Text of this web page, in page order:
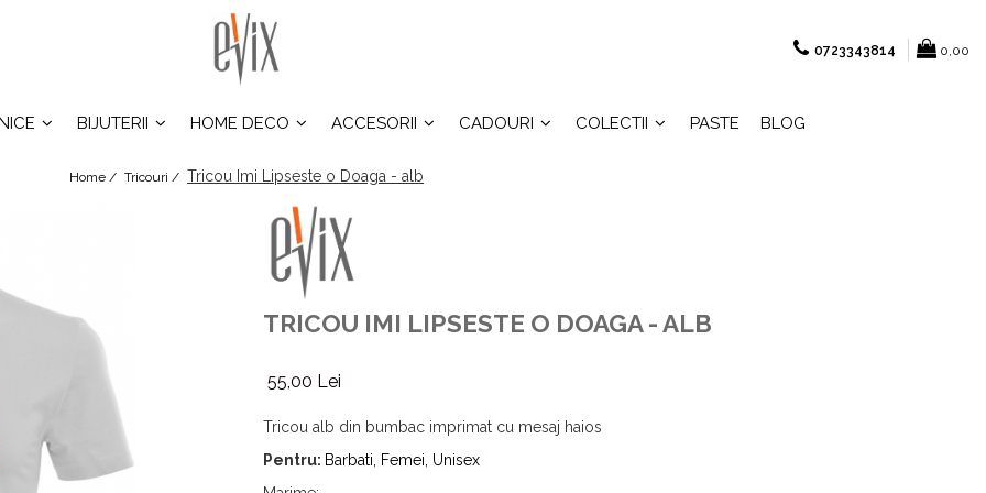
0723343814 0,00
BIJUTERII HOME DECO ACCESORII CADOURI COLECTII PASTE BLOG
Home / Tricouri / Tricou Imi Lipseste o Doaga - alb
TRICOU IMI LIPSESTE O DOAGA - ALB
55,00 Lei
Tricou alb din bumbac imprimat cu mesaj haios
Pentru: Barbati, Femei, Unisex